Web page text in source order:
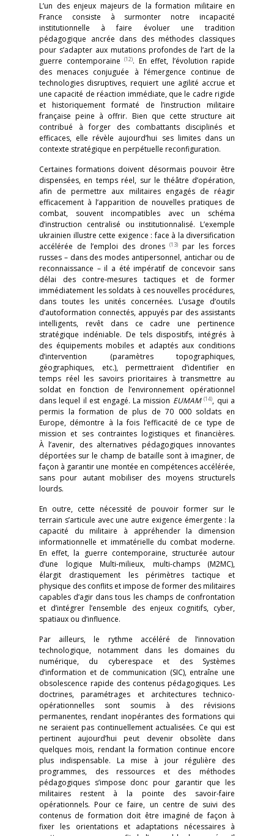
L’un des enjeux majeurs de la formation militaire en
France consiste à surmonter notre incapacité
institutionnelle à faire évoluer une tradition
pédagogique ancrée dans des méthodes classiques
pour s’adapter aux mutations profondes de l’art de la
guerre contemporaine (12). En effet, l’évolution rapide
des menaces conjuguée à l’émergence continue de
technologies disruptives, requiert une agilité accrue et
une capacité de réaction immédiate, que le cadre rigide
et historiquement formaté de l’instruction militaire
française peine à offrir. Bien que cette structure ait
contribué à forger des combattants disciplinés et
efficaces, elle révèle aujourd’hui ses limites dans un
contexte stratégique en perpétuelle reconfiguration.
Certaines formations doivent désormais pouvoir être
dispensées, en temps réel, sur le théâtre d’opération,
afin de permettre aux militaires engagés de réagir
efficacement à l’apparition de nouvelles pratiques de
combat, souvent incompatibles avec un schéma
d’instruction centralisé ou institutionnalisé. L’exemple
ukrainien illustre cette exigence : face à la diversification
accélérée de l’emploi des drones (13)par les forces
russes – dans des modes antipersonnel, antichar ou de
reconnaissance – il a été impératif de concevoir sans
délai des contre-mesures tactiques et de former
immédiatement les soldats à ces nouvelles procédures,
dans toutes les unités concernées. L’usage d’outils
d’autoformation connectés, appuyés par des assistants
intelligents, revêt dans ce cadre une pertinence
stratégique indéniable. De tels dispositifs, intégrés à
des équipements mobiles et adaptés aux conditions
d’intervention (paramètres topographiques,
géographiques, etc.), permettraient d’identifier en
temps réel les savoirs prioritaires à transmettre au
soldat en fonction de l’environnement opérationnel
dans lequel il est engagé. La mission EUMAM (14), qui a
permis la formation de plus de 70 000 soldats en
Europe, démontre à la fois l’efficacité de ce type de
mission et ses contraintes logistiques et financières.
À l’avenir, des alternatives pédagogiques innovantes
déportées sur le champ de bataille sont à imaginer, de
façon à garantir une montée en compétences accélérée,
sans pour autant mobiliser des moyens structurels
lourds.
En outre, cette nécessité de pouvoir former sur le
terrain s’articule avec une autre exigence émergente : la
capacité du militaire à appréhender la dimension
informationnelle et immatérielle du combat moderne.
En effet, la guerre contemporaine, structurée autour
d’une logique Multi-milieux, multi-champs (M2MC),
élargit drastiquement les périmètres tactique et
physique des conflits et impose de former des militaires
capables d’agir dans tous les champs de confrontation
et d’intégrer l’ensemble des enjeux cognitifs, cyber,
spatiaux ou d’influence.
Par ailleurs, le rythme accéléré de l’innovation
technologique, notamment dans les domaines du
numérique, du cyberespace et des Systèmes
d’information et de communication (SIC), entraîne une
obsolescence rapide des contenus pédagogiques. Les
doctrines, paramétrages et architectures technico-
opérationnelles sont soumis à des révisions
permanentes, rendant inopérantes des formations qui
ne seraient pas continuellement actualisées. Ce qui est
pertinent aujourd’hui peut devenir obsolète dans
quelques mois, rendant la formation continue encore
plus indispensable. La mise à jour régulière des
programmes, des ressources et des méthodes
pédagogiques s’impose donc pour garantir que les
militaires restent à la pointe des savoir-faire
opérationnels. Pour ce faire, un centre de suivi des
contenus de formation doit être imaginé de façon à
fixer les orientations et adaptations nécessaires à